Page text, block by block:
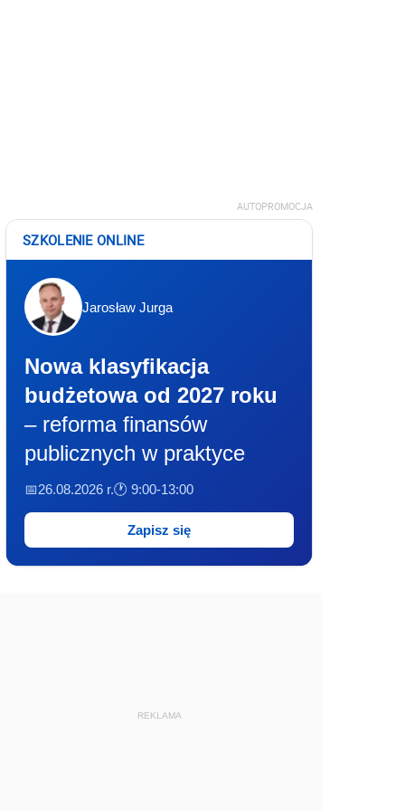
AUTOPROMOCJA
SZKOLENIE ONLINE
Jarosław Jurga
Nowa klasyfikacja
budżetowa od 2027 roku
– reforma finansów
publicznych w praktyce
📅26.08.2026 r.🕐 9:00-13:00
Zapisz się
REKLAMA